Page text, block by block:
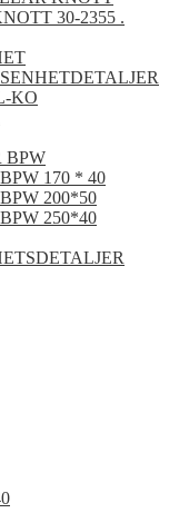
30-2355 .
KO
BPW
170 * 40
200*50
250*40